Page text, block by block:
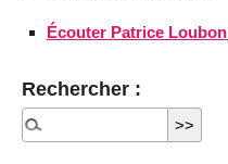
Écouter Patrice Loubon
Rechercher :